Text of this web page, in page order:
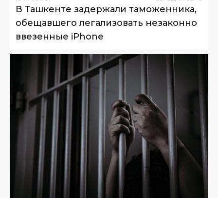
В Ташкенте задержали таможенника,
обещавшего легализовать незаконно
ввезенные iPhone